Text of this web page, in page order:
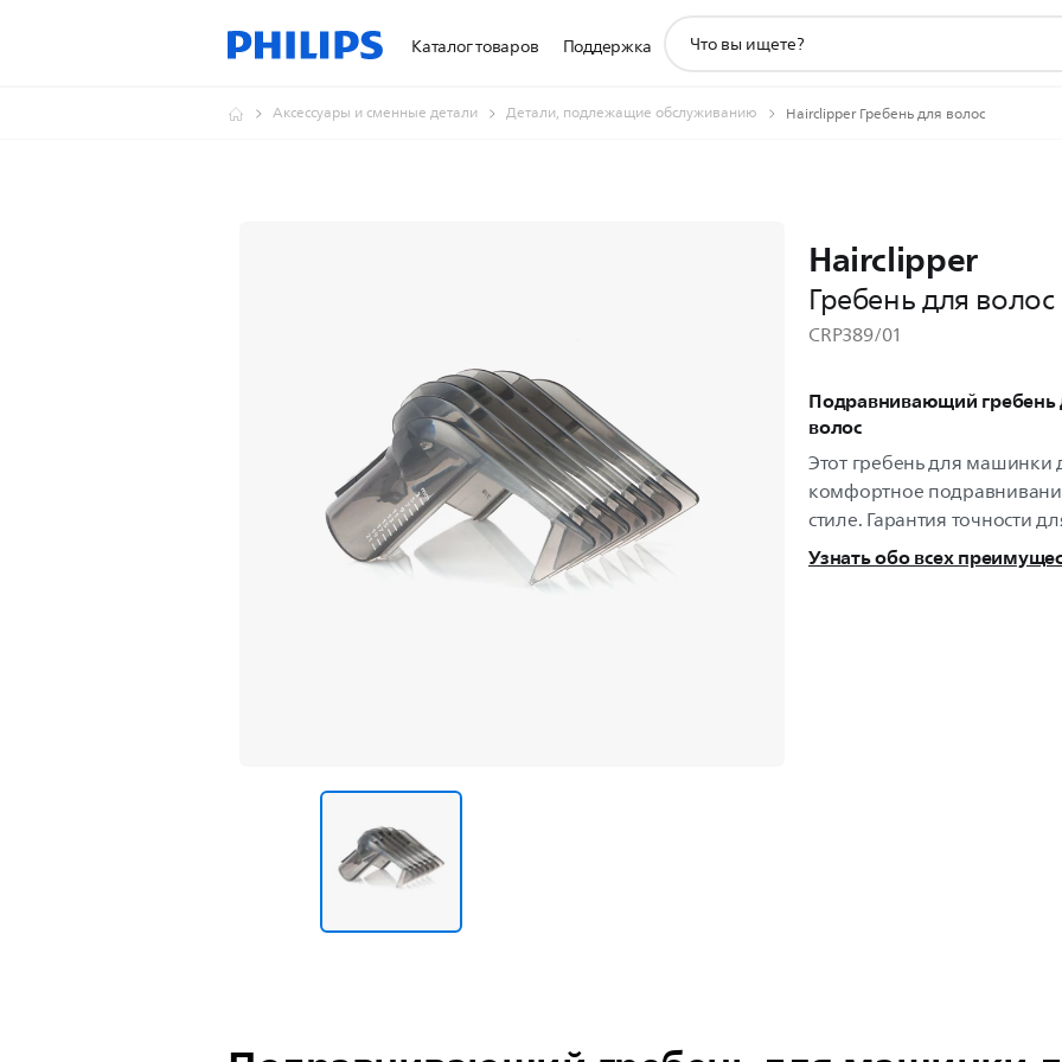
Каталог товаров Поддержка
поддержки
Аксессуары и сменные детали Детали, подлежащие обслуживанию Hairclipper Гребень для волос
Hairclipper
Гребень для волос
CRP389/01
Подравнивающий
волос
Этот гребень для машинки
комфортное
стиле. Гарантия точности
Узнать обо всех